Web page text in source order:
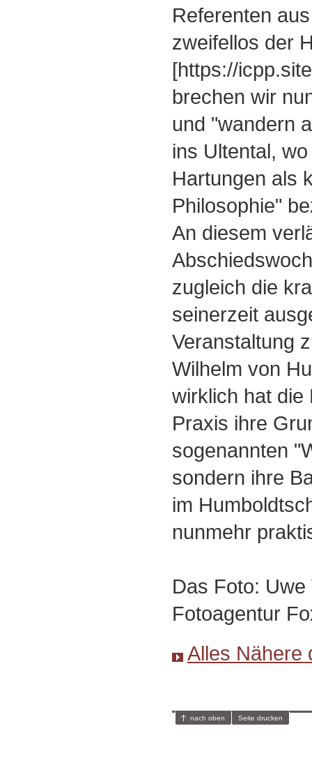
Referenten
zweifellos der
[https://
brechen wir
und "wandern
ins Ultental,
Hartungen als
Philosophie"
An diesem
zugleich die
seinerzeit
Veranstaltung
Wilhelm von
wirklich hat die
Praxis ihre
sogenannten
sondern ihre
im
nunmehr
Das Foto: Uwe
Fotoagentur
Alles Nähere
nach oben Seite drucken